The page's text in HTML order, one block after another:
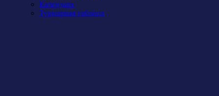
Календарь
Турнирная таблица